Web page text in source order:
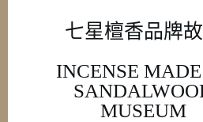
七星檀香品牌
INCENSE
MUSEUM